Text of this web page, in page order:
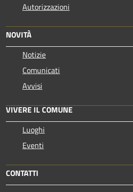
Autorizzazioni
NOVITÀ
Notizie
Comunicati
Avvisi
VIVERE IL COMUNE
Luoghi
Eventi
CONTATTI